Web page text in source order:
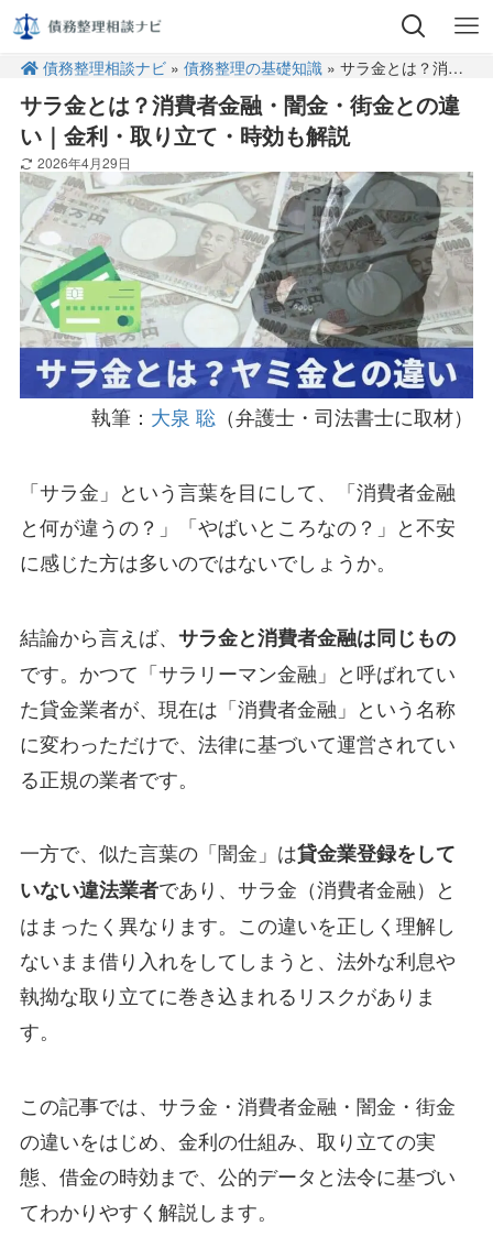
債務整理相談ナビ »債務整理の基礎知識 » サラ金とは？消費者金融・闇金・街金との違い｜金利・取り立て・時効も解説
サラ金とは？消費者金融・闇金・街金との違
い｜金利・取り立て・時効も解説
2026年4月29日
執筆： 大泉 聡 （弁護士・司法書士に取材）
「サラ金」という言葉を目にして、「消費者金融
と何が違うの？」「やばいところなの？」と不安
に感じた方は多いのではないでしょうか。
結論から言えば、 サラ金と消費者金融は同じもの
です。かつて「サラリーマン金融」と呼ばれてい
た貸金業者が、現在は「消費者金融」という名称
に変わっただけで、法律に基づいて運営されてい
る正規の業者です。
一方で、似た言葉の「闇金」は貸金業登録をして
いない違法業者であり、サラ金（消費者金融）と
はまったく異なります。この違いを正しく理解し
ないまま借り入れをしてしまうと、法外な利息や
執拗な取り立てに巻き込まれるリスクがありま
す。
この記事では、サラ金・消費者金融・闇金・街金
の違いをはじめ、金利の仕組み、取り立ての実
態、借金の時効まで、公的データと法令に基づい
てわかりやすく解説します。